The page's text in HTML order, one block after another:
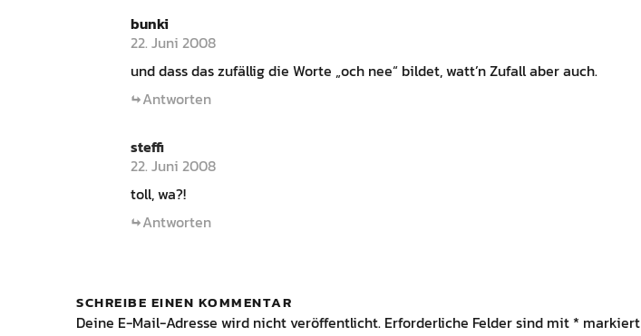
bunki
22. Juni 2008
und dass das zufällig die Worte „och nee“ bildet, watt’n Zufall aber auch.
Antworten
steffi
22. Juni 2008
toll, wa?!
Antworten
SCHREIBE EINEN KOMMENTAR
Deine E-Mail-Adresse wird nicht veröffentlicht. Erforderliche Felder sind mit * markiert